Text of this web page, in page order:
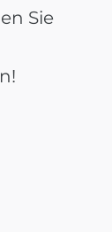
Sie